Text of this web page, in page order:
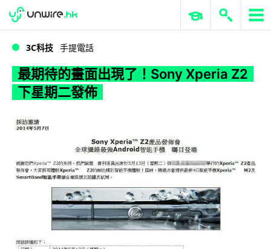
WWDC 2026 ERP 與商業 AI
3C科技 手提電話
最期待的畫面出現了！Sony Xperia Z2
下星期二發佈